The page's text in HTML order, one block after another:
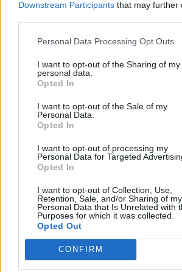
Downstream Participants that may further
Personal Data Processing Opt Outs
I want to opt-out of the Sharing of my
personal data.
Opted In
I want to opt-out of the Sale of my
Personal Data.
Opted In
I want to opt-out of processing my
Personal Data for Targeted
Opted In
I want to opt-out of Collection, Use,
Retention, Sale, and/or Sharing of my
Personal Data that Is Unrelated with
Purposes for which it was collected.
Opted Out
CONFIRM
μιλώντας στην εκδήλωση,
«Οι δυο μεγαλύτεροι Σύλλογοι: η
απανταχού Μανιατών και η
Γυναικών Μάνης, έχουν ύψιστο
διατηρήσουν δεσμούς αίματος με
η σημερινή αδελφοποίηση δεν
έκφραση κοινής ταυτότητας και η
μπορεί να προσφέρει πολλά οφέλη
με αειφόρο ανάπτυξη και
κοινότητες, χτίζουν γέφυρες
τους Μανιάτικους Συλλόγους.
να υποστηρίξουμε ό ένας τον άλλο
καιρούς. Γι αυτό το σκοπό πρέπει να
συμμετοχή όλων μας. Ευχαριστώ τα